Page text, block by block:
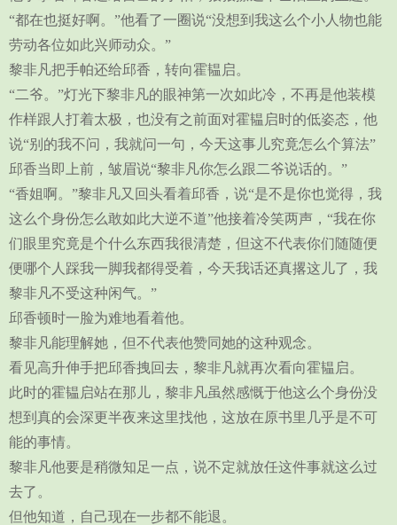
“都在也挺好啊。”他看了一圈说“没想到我这么个小人物也能
劳动各位如此兴师动众。”
黎非凡把手帕还给邱香，转向霍韫启。
“二爷。”灯光下黎非凡的眼神第一次如此冷，不再是他装模
作样跟人打着太极，也没有之前面对霍韫启时的低姿态，他
说“别的我不问，我就问一句，今天这事儿究竟怎么个算法”
邱香当即上前，皱眉说“黎非凡你怎么跟二爷说话的。”
“香姐啊。”黎非凡又回头看着邱香，说“是不是你也觉得，我
这么个身份怎么敢如此大逆不道”他接着冷笑两声，“我在你
们眼里究竟是个什么东西我很清楚，但这不代表你们随随便
便哪个人踩我一脚我都得受着，今天我话还真撂这儿了，我
黎非凡不受这种闲气。”
邱香顿时一脸为难地看着他。
黎非凡能理解她，但不代表他赞同她的这种观念。
看见高升伸手把邱香拽回去，黎非凡就再次看向霍韫启。
此时的霍韫启站在那儿，黎非凡虽然感慨于他这么个身份没
想到真的会深更半夜来这里找他，这放在原书里几乎是不可
能的事情。
黎非凡他要是稍微知足一点，说不定就放任这件事就这么过
去了。
但他知道，自己现在一步都不能退。